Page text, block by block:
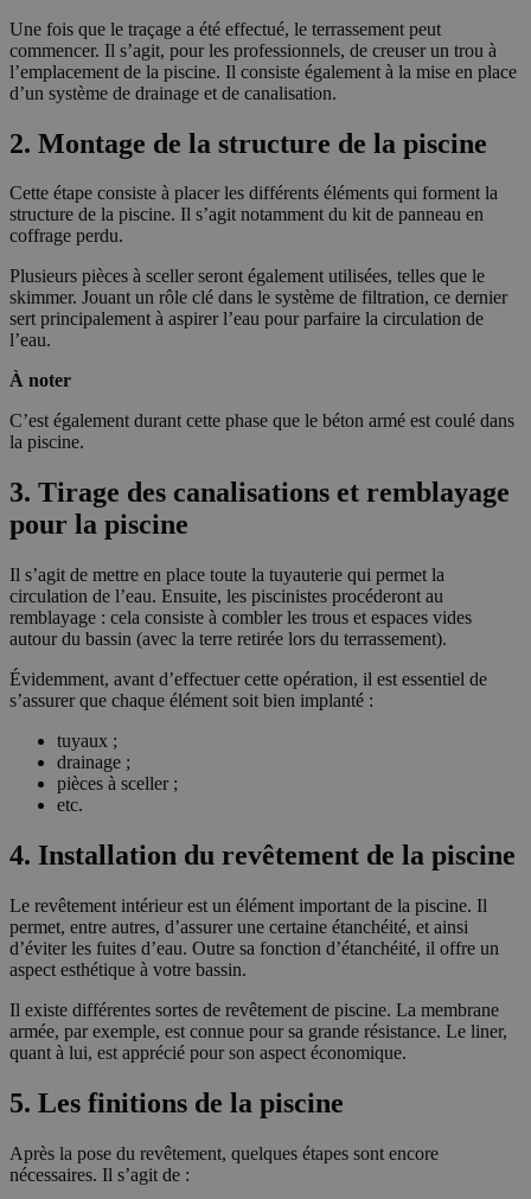
Une fois que le traçage a été effectué, le terrassement peut
commencer. Il s’agit, pour les professionnels, de creuser un trou à
l’emplacement de la piscine. Il consiste également à la mise en place
d’un système de drainage et de canalisation.
2. Montage de la structure de la piscine
Cette étape consiste à placer les différents éléments qui forment la
structure de la piscine. Il s’agit notamment du kit de panneau en
coffrage perdu.
Plusieurs pièces à sceller seront également utilisées, telles que le
skimmer. Jouant un rôle clé dans le système de filtration, ce dernier
sert principalement à aspirer l’eau pour parfaire la circulation de
l’eau.
À noter
C’est également durant cette phase que le béton armé est coulé dans
la piscine.
3. Tirage des canalisations et remblayage
pour la piscine
Il s’agit de mettre en place toute la tuyauterie qui permet la
circulation de l’eau. Ensuite, les piscinistes procéderont au
remblayage : cela consiste à combler les trous et espaces vides
autour du bassin (avec la terre retirée lors du terrassement).
Évidemment, avant d’effectuer cette opération, il est essentiel de
s’assurer que chaque élément soit bien implanté :
tuyaux ;
drainage ;
pièces à sceller ;
etc.
4. Installation du revêtement de la piscine
Le revêtement intérieur est un élément important de la piscine. Il
permet, entre autres, d’assurer une certaine étanchéité, et ainsi
d’éviter les fuites d’eau. Outre sa fonction d’étanchéité, il offre un
aspect esthétique à votre bassin.
Il existe différentes sortes de revêtement de piscine. La membrane
armée, par exemple, est connue pour sa grande résistance. Le liner,
quant à lui, est apprécié pour son aspect économique.
5. Les finitions de la piscine
Après la pose du revêtement, quelques étapes sont encore
nécessaires. Il s’agit de :